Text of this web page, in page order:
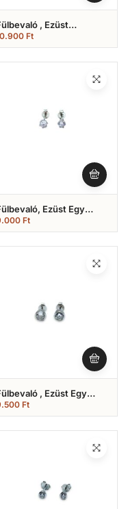
, Ezüst
( Nr.20)
Ft
Ezüst Egy
(Nr.18)
Ft
, Ezüst Egy
(Nr.16)
Ft